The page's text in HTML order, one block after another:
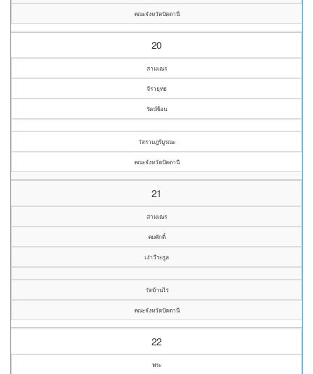
คณะจังหวัดปัตตานี
20
สามเณร
จีรายุทธ
รัตน์ซ้อน
วัดราษฎร์บูรณะ
คณะจังหวัดปัตตานี
21
สามเณร
คมศักดิ์
เง่าวีระกูล
วัดบ้านไร่
คณะจังหวัดปัตตานี
22
พระ